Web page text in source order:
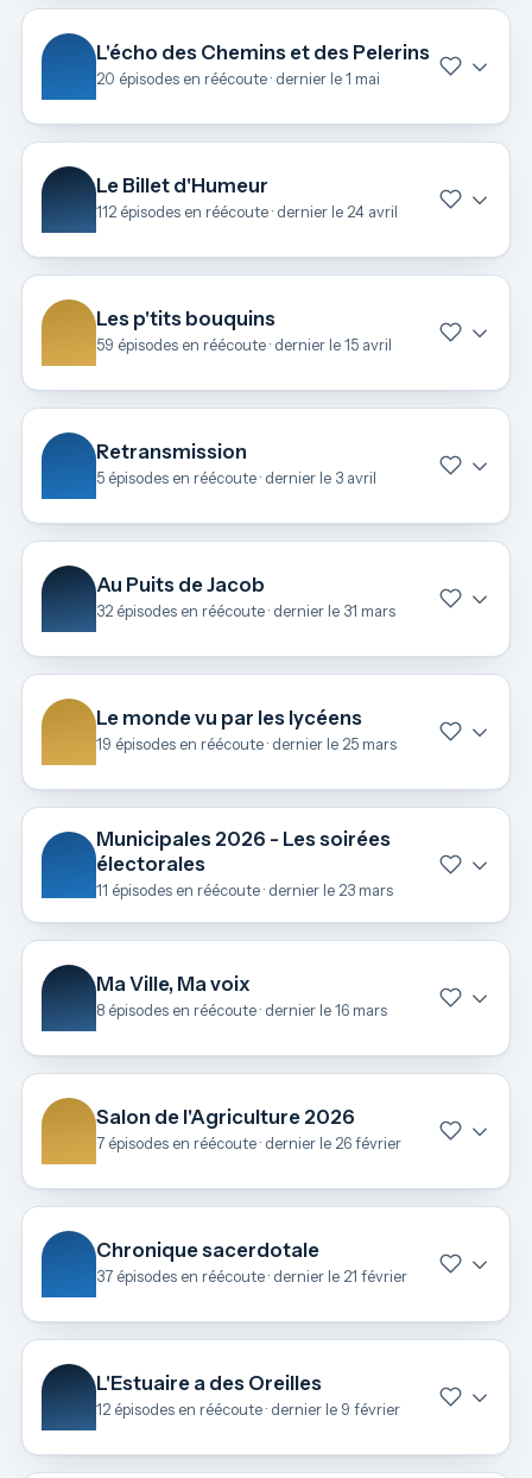
L'écho des Chemins et des Pelerins
20 épisodes en réécoute · dernier le 1 mai
Le Billet d'Humeur
112 épisodes en réécoute · dernier le 24 avril
Les p'tits bouquins
59 épisodes en réécoute · dernier le 15 avril
Retransmission
5 épisodes en réécoute · dernier le 3 avril
Au Puits de Jacob
32 épisodes en réécoute · dernier le 31 mars
Le monde vu par les lycéens
19 épisodes en réécoute · dernier le 25 mars
Municipales 2026 - Les soirées
électorales
11 épisodes en réécoute · dernier le 23 mars
Ma Ville, Ma voix
8 épisodes en réécoute · dernier le 16 mars
Salon de l'Agriculture 2026
7 épisodes en réécoute · dernier le 26 février
Chronique sacerdotale
37 épisodes en réécoute · dernier le 21 février
L'Estuaire a des Oreilles
12 épisodes en réécoute · dernier le 9 février